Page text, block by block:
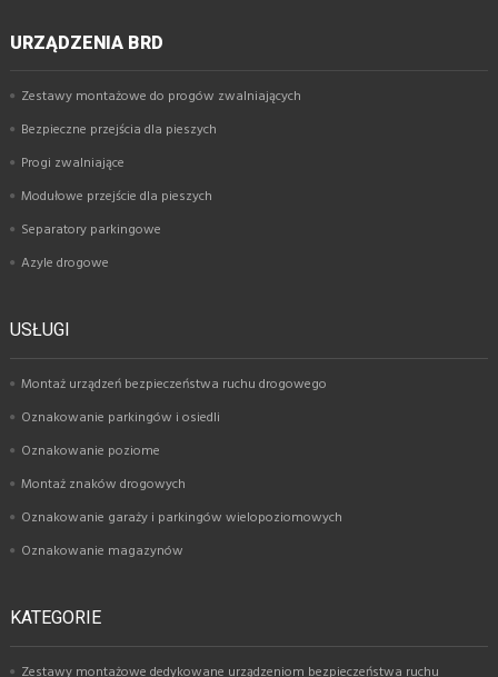
URZĄDZENIA BRD
Zestawy montażowe do progów zwalniających
Bezpieczne przejścia dla pieszych
Progi zwalniające
Modułowe przejście dla pieszych
Separatory parkingowe
Azyle drogowe
USŁUGI
Montaż urządzeń bezpieczeństwa ruchu drogowego
Oznakowanie parkingów i osiedli
Oznakowanie poziome
Montaż znaków drogowych
Oznakowanie garaży i parkingów wielopoziomowych
Oznakowanie magazynów
KATEGORIE
Zestawy montażowe dedykowane urządzeniom bezpieczeństwa ruchu